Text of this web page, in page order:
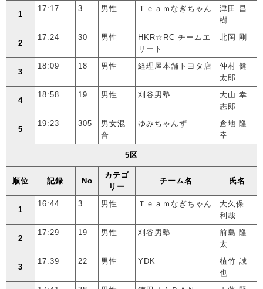
1
17:17 3 男性 Ｔｅａｍなぎちゃん
津田 昌
樹
2
17:24 30 男性
HKR☆RC チームエ
リート
北岡 剛
3
18:09 18 男性 経理屋本舗トヨタ店
仲村 健
太郎
4
18:58 19 男性 刈谷男塾
大山 幸
志郎
5
19:23 305
男女混
合
ゆみちゃんず
倉地 隆
幸
5区
順位 記録 No
カテゴ
リー
チーム名 氏名
1
16:44 3 男性 Ｔｅａｍなぎちゃん
大久保
利哉
2
17:29 19 男性 刈谷男塾
前島 隆
太
3
17:39 22 男性 YDK
植竹 誠
也